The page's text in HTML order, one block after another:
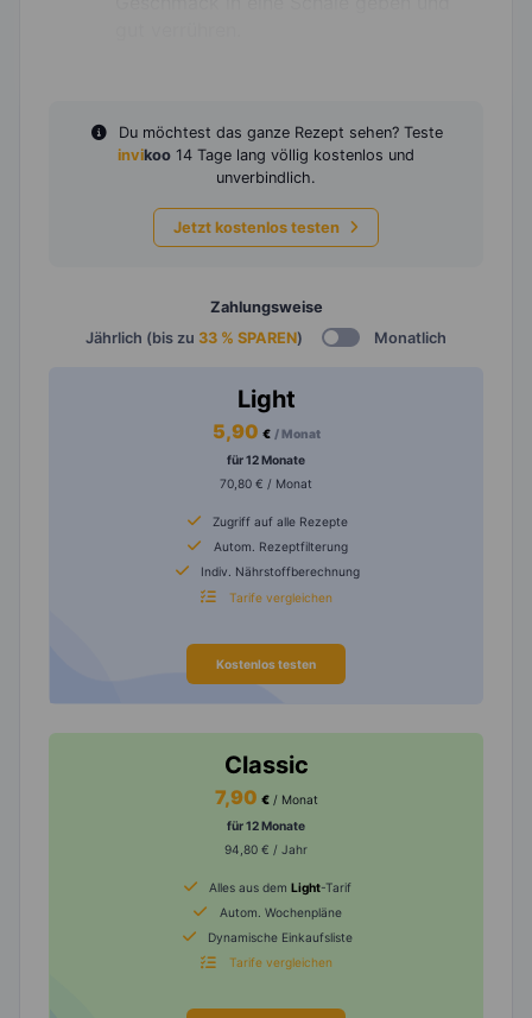
Du möchtest das ganze Rezept sehen? Teste
invikoo 14 Tage lang völlig kostenlos und
unverbindlich.
Jetzt kostenlos testen
Zahlungsweise
Jährlich (bis zu 33 % SPAREN) Monatlich
Light
5,90 € / Monat
für 12 Monate
70,80 € / Monat
Zugriff auf alle Rezepte
Autom. Rezeptfilterung
Indiv. Nährstoffberechnung
Tarife vergleichen
Kostenlos testen
Classic
7,90 € / Monat
für 12 Monate
94,80 € / Jahr
Alles aus dem Light-Tarif
Autom. Wochenpläne
Dynamische Einkaufsliste
Tarife vergleichen